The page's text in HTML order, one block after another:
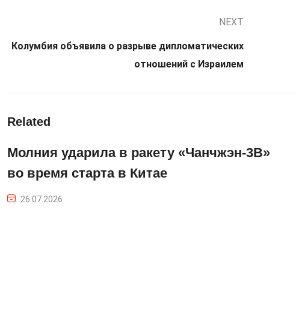
NEXT
Колумбия объявила о разрыве дипломатических
отношений с Израилем
Related
Молния ударила в ракету «Чанчжэн-3B»
во время старта в Китае
26.07.2026